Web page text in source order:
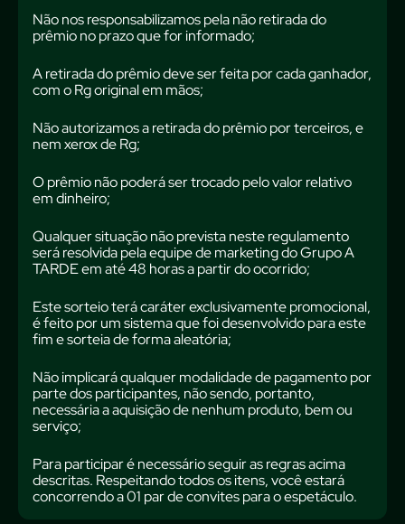
Não nos responsabilizamos pela não retirada do
prêmio no prazo que for informado;
A retirada do prêmio deve ser feita por cada ganhador,
com o Rg original em mãos;
Não autorizamos a retirada do prêmio por terceiros, e
nem xerox de Rg;
O prêmio não poderá ser trocado pelo valor relativo
em dinheiro;
Qualquer situação não prevista neste regulamento
será resolvida pela equipe de marketing do Grupo A
TARDE em até 48 horas a partir do ocorrido;
Este sorteio terá caráter exclusivamente promocional,
é feito por um sistema que foi desenvolvido para este
fim e sorteia de forma aleatória;
Não implicará qualquer modalidade de pagamento por
parte dos participantes, não sendo, portanto,
necessária a aquisição de nenhum produto, bem ou
serviço;
Para participar é necessário seguir as regras acima
descritas. Respeitando todos os itens, você estará
concorrendo a 01 par de convites para o espetáculo.